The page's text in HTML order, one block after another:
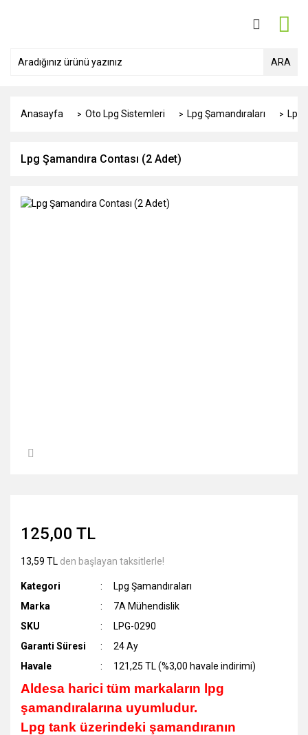
ARA
Anasayfa Oto Lpg Sistemleri Lpg Şamandıraları Lpg
Lpg Şamandıra Contası (2 Adet)
125,00 TL
13,59 TL den başlayan taksitlerle!
Kategori
Lpg Şamandıraları
Marka
7A Mühendislik
SKU
LPG-0290
Garanti Süresi
24 Ay
Havale
121,25 TL (%3,00 havale indirimi)
Aldesa harici tüm markaların lpg
şamandıralarına uyumludur.
Lpg tank üzerindeki şamandıranın